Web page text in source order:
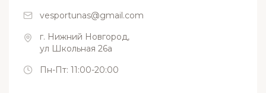
vesportunas@gmail.com
г. Нижний Новгород,
ул Школьная 26а
Пн-Пт: 11:00-20:00